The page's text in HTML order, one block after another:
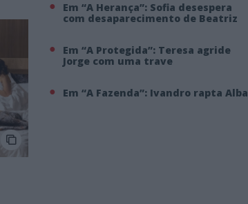
Em “A Herança”: Sofia desespera
com desaparecimento de Beatriz
Em “A Protegida”: Teresa agride
Jorge com uma trave
Em “A Fazenda”: Ivandro rapta Alba